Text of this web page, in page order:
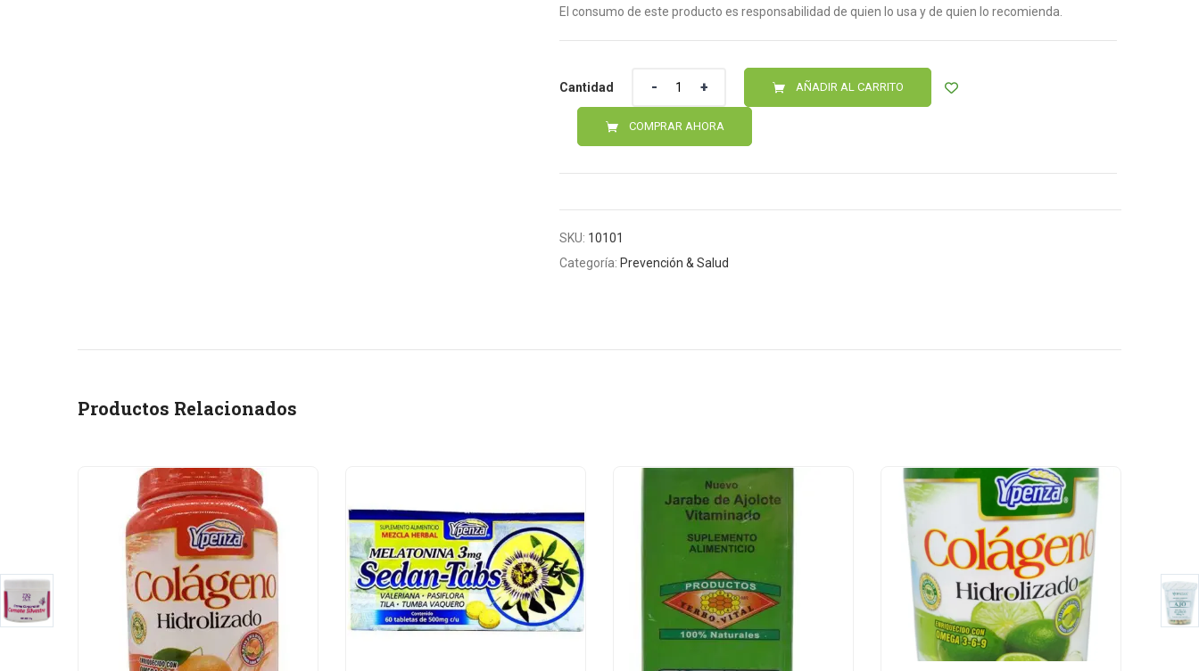
El consumo de este producto es responsabilidad de quien lo usa y de quien lo recomienda.
Cantidad AÑADIR AL CARRITO
COMPRAR AHORA
SKU: 10101
Categoría: Prevención & Salud
Productos Relacionados